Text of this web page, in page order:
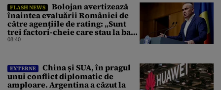
FLASH NEWS
Bolojan avertizează
înaintea evaluării României de
către agențiile de rating: „Sunt
trei factori-cheie care stau la baza
acestor evaluări”
08:40
EXTERNE
China și SUA, în pragul
unui conflict diplomatic de
amploare. Argentina a căzut la